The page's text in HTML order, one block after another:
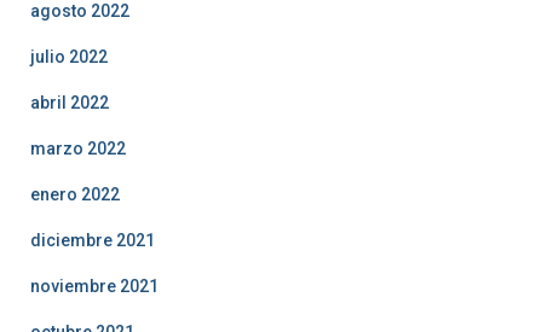
agosto 2022
julio 2022
abril 2022
marzo 2022
enero 2022
diciembre 2021
noviembre 2021